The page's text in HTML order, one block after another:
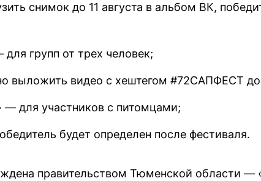
снимок до 11 августа в альбом ВК,
групп от трех человек;
выложить видео с хештегом #72САПФЕСТ до
для участников с питомцами;
будет определен после фестиваля.
правительством Тюменской области —